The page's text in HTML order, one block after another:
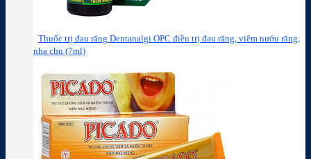
Thuốc trị đau răng Dentanalgi OPC điều trị đau răng, viêm nướu răng,
nha chu (7ml)